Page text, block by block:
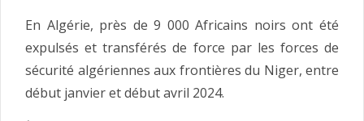
En Algérie, près de 9 000 Africains noirs ont été
expulsés et transférés de force par les forces de
sécurité algériennes aux frontières du Niger, entre
début janvier et début avril 2024.